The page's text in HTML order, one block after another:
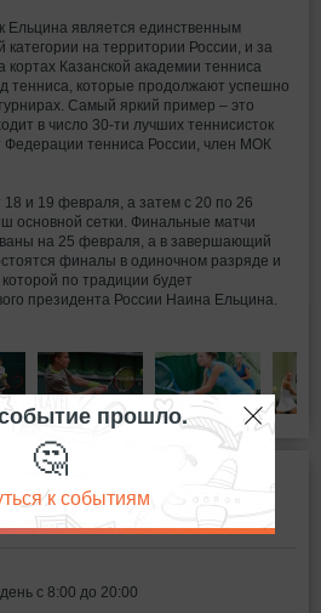
Ельцина является единственным
на территории России, и за
кортах Казанской академии тенниса
тенниса, которые продолжают успешно
Самый яркий пример – это
в число 30-ти лучших теннисисток
Федерации тенниса России, член МОК
и 19 февраля, а затем с 20 по 26
основной сетки. Финальные матчи
на 25 февраля, а в завершающий
финалы в одиночном разряде и
по традиции будет
президента России Наина Ельцина.
с 8:00 до 20:00
прошло.
🤔
к событиям